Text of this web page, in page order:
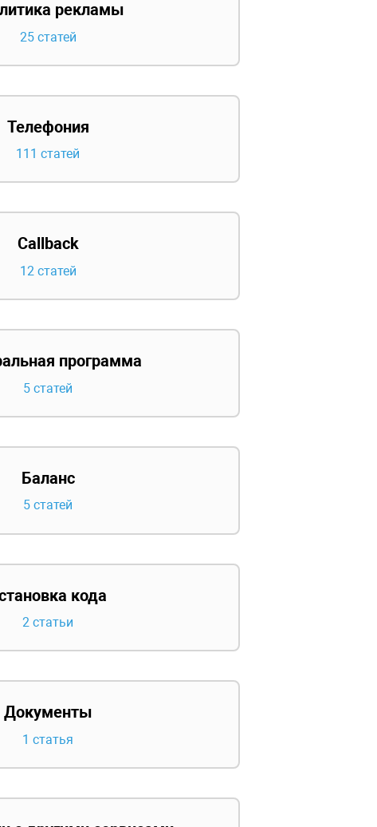
рекламы
25 статей
Телефония
111 статей
Callback
12 статей
программа
5 статей
Баланс
5 статей
кода
2 статьи
Документы
1 статья